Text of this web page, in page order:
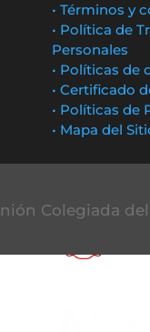
• Términos y
• Política de
Personales
• Políticas de
• Certificado
• Políticas de
• Mapa del
Colegiada